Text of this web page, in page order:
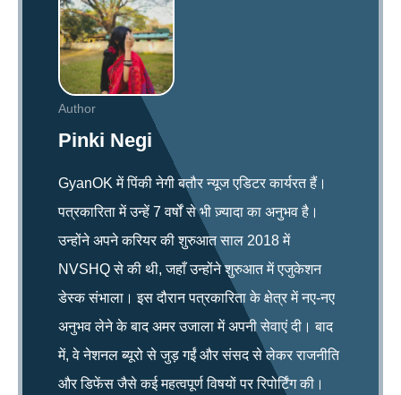
Author
Pinki Negi
GyanOK में पिंकी नेगी बतौर न्यूज एडिटर कार्यरत हैं।
पत्रकारिता में उन्हें 7 वर्षों से भी ज़्यादा का अनुभव है।
उन्होंने अपने करियर की शुरुआत साल 2018 में
NVSHQ से की थी, जहाँ उन्होंने शुरुआत में एजुकेशन
डेस्क संभाला। इस दौरान पत्रकारिता के क्षेत्र में नए-नए
अनुभव लेने के बाद अमर उजाला में अपनी सेवाएं दी। बाद
में, वे नेशनल ब्यूरो से जुड़ गईं और संसद से लेकर राजनीति
और डिफेंस जैसे कई महत्वपूर्ण विषयों पर रिपोर्टिंग की।